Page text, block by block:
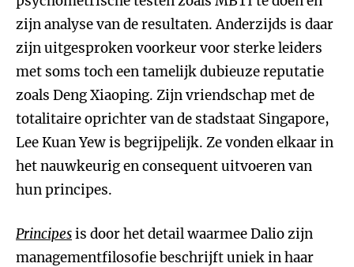
zijn analyse van de resultaten. Anderzijds is daar
zijn uitgesproken voorkeur voor sterke leiders
met soms toch een tamelijk dubieuze reputatie
zoals Deng Xiaoping. Zijn vriendschap met de
totalitaire oprichter van de stadstaat Singapore,
Lee Kuan Yew is begrijpelijk. Ze vonden elkaar in
het nauwkeurig en consequent uitvoeren van
hun principes.
Principesis door het detail waarmee Dalio zijn
managementfilosofie beschrijft uniek in haar